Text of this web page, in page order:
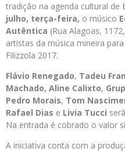
tradição na agenda cultural de
julho, terça-feira, o músico
Autêntica (Rua Alagoas,
artistas da música mineira
Filizzola 2017.
Flávio Renegado, Tadeu
Machado, Aline Calixto,
Pedro Morais, Tom
Rafael Dias e Livia Tucci
Na entrada é cobrado o valor
A iniciativa conta com a